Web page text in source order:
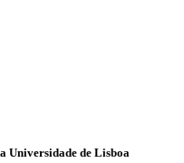
Universidade de Lisboa